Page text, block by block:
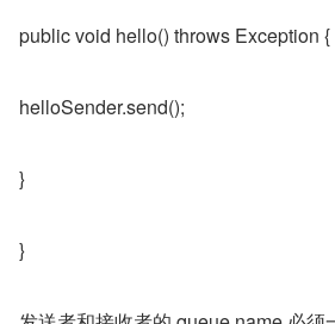
public void hello() throws Exception {
helloSender.send();
}
}